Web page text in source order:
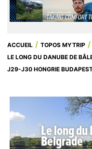
ACCUEIL
TOPOS MYTRIP
LE LONG DU DANUBE DE
J29-J30 HONGRIE
Le long
Belgrade